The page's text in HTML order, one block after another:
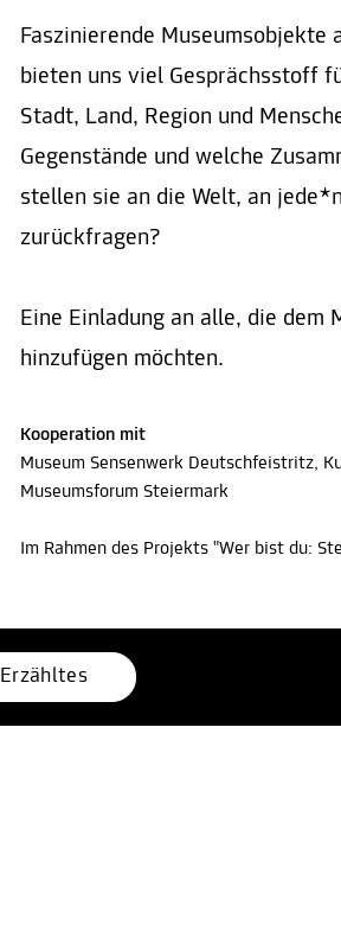
Faszinierende Museumsobjekte
bieten uns viel Gesprächsstoff
Stadt, Land, Region und
Gegenstände und welche
stellen sie an die Welt, an
zurückfragen?
Eine Einladung an alle, die dem
hinzufügen möchten.
Kooperation mit
Museum Sensenwerk Deutschfeistritz,
Museumsforum Steiermark
Im Rahmen des Projekts "Wer bist du:
Erzähltes